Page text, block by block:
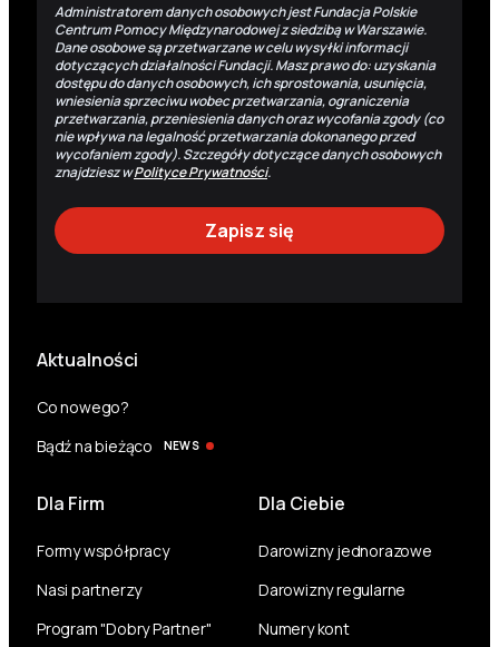
Administratorem danych osobowych jest Fundacja Polskie
Centrum Pomocy Międzynarodowej z siedzibą w Warszawie.
Dane osobowe są przetwarzane w celu wysyłki informacji
dotyczących działalności Fundacji. Masz prawo do: uzyskania
dostępu do danych osobowych, ich sprostowania, usunięcia,
wniesienia sprzeciwu wobec przetwarzania, ograniczenia
przetwarzania, przeniesienia danych oraz wycofania zgody (co
nie wpływa na legalność przetwarzania dokonanego przed
wycofaniem zgody). Szczegóły dotyczące danych osobowych
znajdziesz wPolityce Prywatności.
Aktualności
Co nowego?
Bądź na bieżąco
NEWS
Dla Firm
Formy współpracy
Nasi partnerzy
Program "Dobry Partner"
Dla Ciebie
Darowizny jednorazowe
Darowizny regularne
Numery kont